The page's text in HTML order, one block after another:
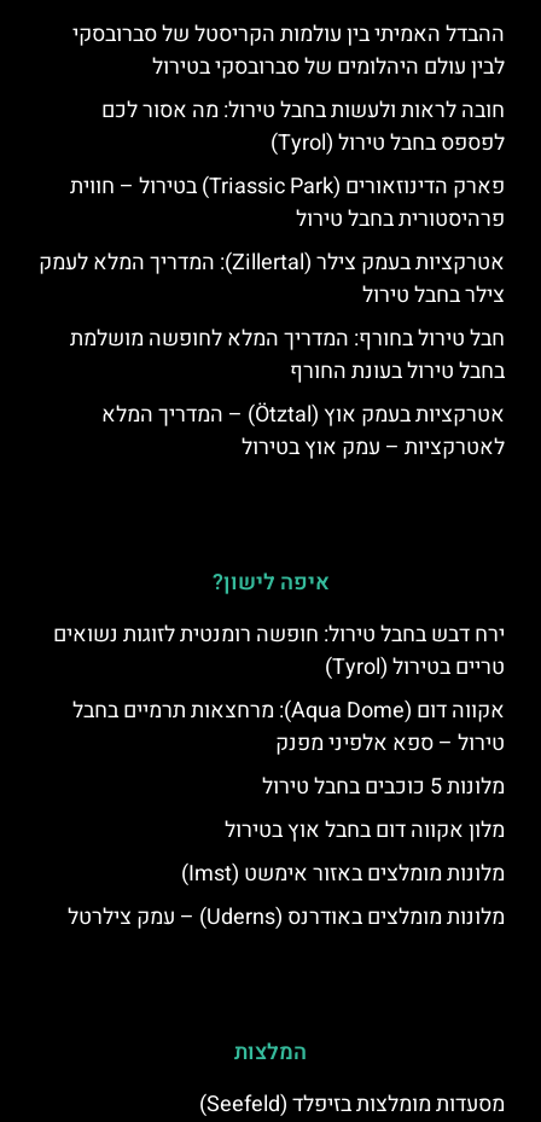
ההבדל האמיתי בין עולמות הקריסטל של סברובסקי
לבין עולם היהלומים של סברובסקי בטירול
חובה לראות ולעשות בחבל טירול: מה אסור לכם
לפספס בחבל טירול (Tyrol)
פארק הדינוזאורים (Triassic Park) בטירול – חווית
פרהיסטורית בחבל טירול
אטרקציות בעמק צילר (Zillertal): המדריך המלא לעמק
צילר בחבל טירול
חבל טירול בחורף: המדריך המלא לחופשה מושלמת
בחבל טירול בעונת החורף
אטרקציות בעמק אוץ (Ötztal) – המדריך המלא
לאטרקציות – עמק אוץ בטירול
איפה לישון?
ירח דבש בחבל טירול: חופשה רומנטית לזוגות נשואים
טריים בטירול (Tyrol)
אקווה דום (Aqua Dome): מרחצאות תרמיים בחבל
טירול – ספא אלפיני מפנק
מלונות 5 כוכבים בחבל טירול
מלון אקווה דום בחבל אוץ בטירול
מלונות מומלצים באזור אימשט (Imst)
מלונות מומלצים באודרנס (Uderns) – עמק צילרטל
המלצות
מסעדות מומלצות בזיפלד (Seefeld)